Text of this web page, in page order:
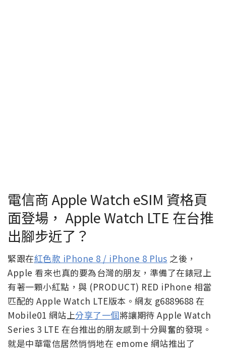
電信商 Apple Watch eSIM 資格頁
面登場， Apple Watch LTE 在台推
出腳步近了？
緊跟在紅色款 iPhone 8 / iPhone 8 Plus 之後，
Apple 看來也真的要為台灣的朋友，準備了在錶冠上
有著一顆小紅點，與 (PRODUCT) RED iPhone 相當
匹配的 Apple Watch LTE版本。網友 g6889688 在
Mobile01 網站上分享了一個將讓期待 Apple Watch
Series 3 LTE 在台推出的朋友感到十分興奮的發現。
就是中華電信居然悄悄地在 emome 網站推出了